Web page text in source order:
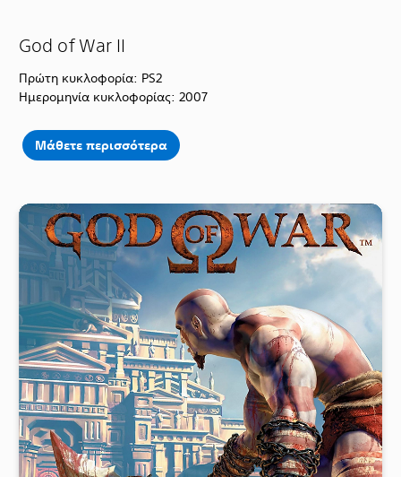
God of War II
Πρώτη κυκλοφορία: PS2
Ημερομηνία κυκλοφορίας: 2007
Μάθετε περισσότερα